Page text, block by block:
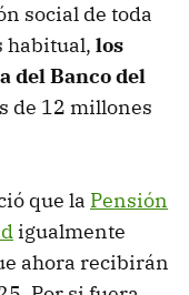
social de toda
habitual, los
del Banco del
de 12 millones
que la Pensión
igualmente
ahora recibirán